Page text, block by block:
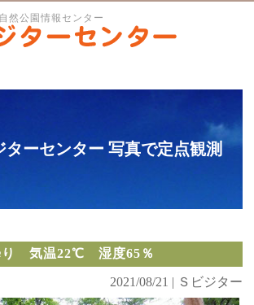
然公園情報センター
ターセンター 写真で定点観測
り 気温22℃ 湿度65％
2021/08/21 | Ｓビジター